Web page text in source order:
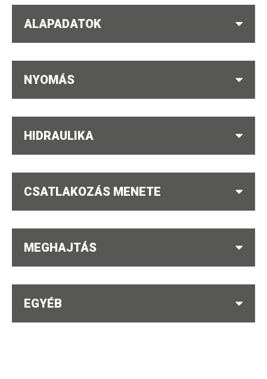
ALAPADATOK
NYOMÁS
HIDRAULIKA
CSATLAKOZÁS MENETE
MEGHAJTÁS
EGYÉB